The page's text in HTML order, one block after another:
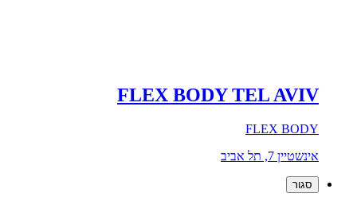
FLEX BODY TEL AVIV
FLEX BODY
אינשטיין 7, תל אביב
סגור